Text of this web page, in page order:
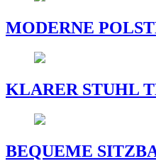
MODERNE
KLARER STUHL
BEQUEME